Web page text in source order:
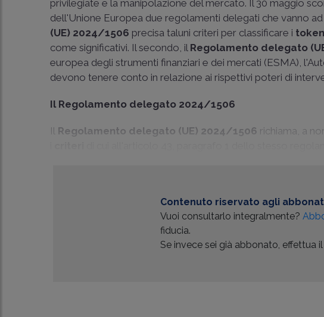
privilegiate e la manipolazione del mercato. Il 30 maggio
dell'Unione Europea due regolamenti delegati che vanno
(UE) 2024/1506 precisa taluni criteri per classificare i
come significativi. Il secondo, il Regolamento delegato
europea degli strumenti finanziari e dei mercati (ESMA),
devono tenere conto in relazione ai rispettivi poteri di
Il Regolamento delegato 2024/1506
Il Regolamento delegato (UE) 2024/1506 richiama, a
Contenuto riservato agli
Vuoi consultarlo integralmente?
fiducia.
Se invece sei già abbonato, effettua il